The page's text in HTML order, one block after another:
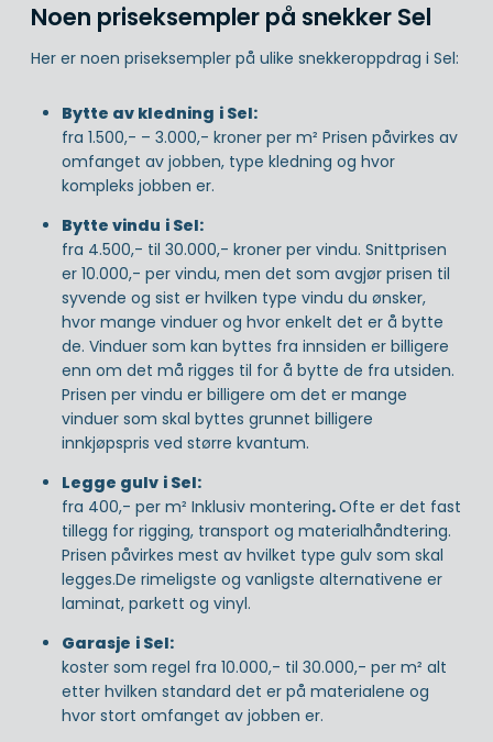
Noen priseksempler på snekker Sel
Her er noen priseksempler på ulike snekkeroppdrag i Sel:
Bytte av kledning i Sel:
fra 1.500,- – 3.000,- kroner per m² Prisen påvirkes av
omfanget av jobben, type kledning og hvor
kompleks jobben er.
Bytte vindu i Sel:
fra 4.500,- til 30.000,- kroner per vindu. Snittprisen
er 10.000,- per vindu, men det som avgjør prisen til
syvende og sist er hvilken type vindu du ønsker,
hvor mange vinduer og hvor enkelt det er å bytte
de. Vinduer som kan byttes fra innsiden er billigere
enn om det må rigges til for å bytte de fra utsiden.
Prisen per vindu er billigere om det er mange
vinduer som skal byttes grunnet billigere
innkjøpspris ved større kvantum.
Legge gulv i Sel:
fra 400,- per m² Inklusiv montering.Ofte er det fast
tillegg for rigging, transport og materialhåndtering.
Prisen påvirkes mest av hvilket type gulv som skal
legges.De rimeligste og vanligste alternativene er
laminat, parkett og vinyl.
Garasje i Sel:
koster som regel fra 10.000,- til 30.000,- per m² alt
etter hvilken standard det er på materialene og
hvor stort omfanget av jobben er.